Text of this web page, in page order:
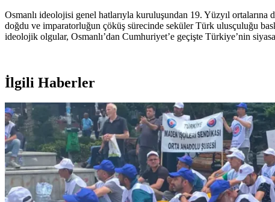
Osmanlı ideolojisi genel hatlarıyla kuruluşundan 19. Yüzyıl
doğdu ve imparatorluğun çöküş sürecinde seküler Türk ulusçuluğu
ideolojik olgular, Osmanlı’dan Cumhuriyet’e geçişte Türkiye’nin
İlgili Haberler